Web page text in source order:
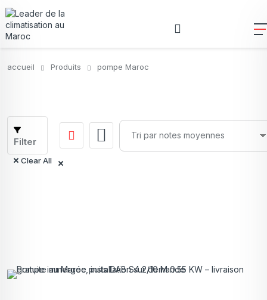
accueil Produits pompe Maroc
Filter
Clear All